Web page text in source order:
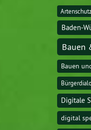
Baden-
Bauen
Bauen
Digitale
digital